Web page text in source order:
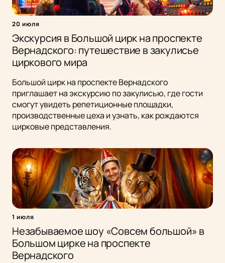
20 июля
Экскурсия в Большой цирк на проспекте
Вернадского: путешествие в закулисье
циркового мира
Большой цирк на проспекте Вернадского
приглашает на экскурсию по закулисью, где гости
смогут увидеть репетиционные площадки,
производственные цеха и узнать, как рождаются
цирковые представления.
1 июля
Незабываемое шоу «Совсем большой» в
Большом цирке на проспекте
Вернадского